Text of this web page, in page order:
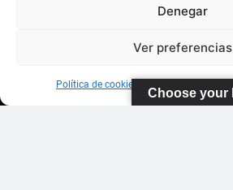
Denegar
Ver preferencias
Política de cookies Información sobre
Choose your